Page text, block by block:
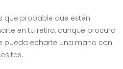
que probable que estén
en tu retiro, aunque procura
pueda echarte una mano con